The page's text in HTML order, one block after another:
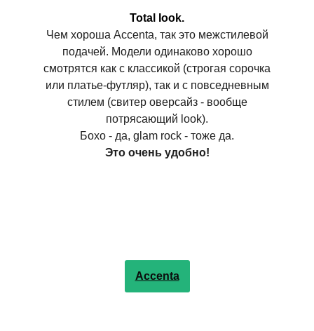
Total Iook.
Чем хороша Accenta, так это межстилевой
подачей. Модели одинаково хорошо
смотрятся как с классикой (строгая сорочка
или платье-футляр), так и с повседневным
стилем (свитер оверсайз - вообще
потрясающий look).
Бохо - да, glam rock - тоже да.
Это очень удобно!
Accenta